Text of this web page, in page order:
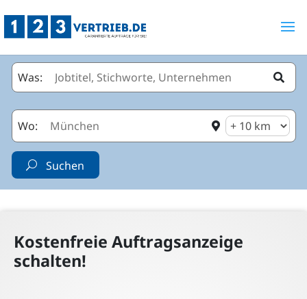
Was: 
Wo: 
Suchen
Kostenfreie Auftragsanzeige
schalten!